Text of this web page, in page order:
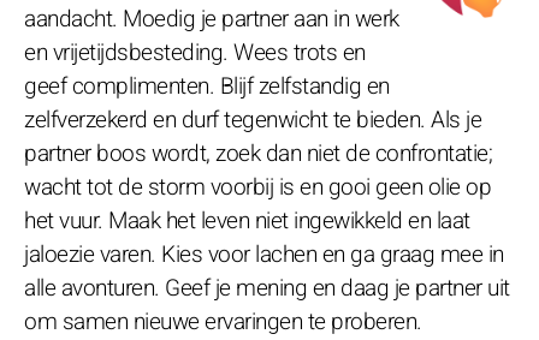
aandacht. Moedig je partner aan in werk
en vrijetijdsbesteding. Wees trots en
geef complimenten. Blijf zelfstandig en
zelfverzekerd en durf tegenwicht te bieden. Als je
partner boos wordt, zoek dan niet de confrontatie;
wacht tot de storm voorbij is en gooi geen olie op
het vuur. Maak het leven niet ingewikkeld en laat
jaloezie varen. Kies voor lachen en ga graag mee in
alle avonturen. Geef je mening en daag je partner uit
om samen nieuwe ervaringen te proberen.